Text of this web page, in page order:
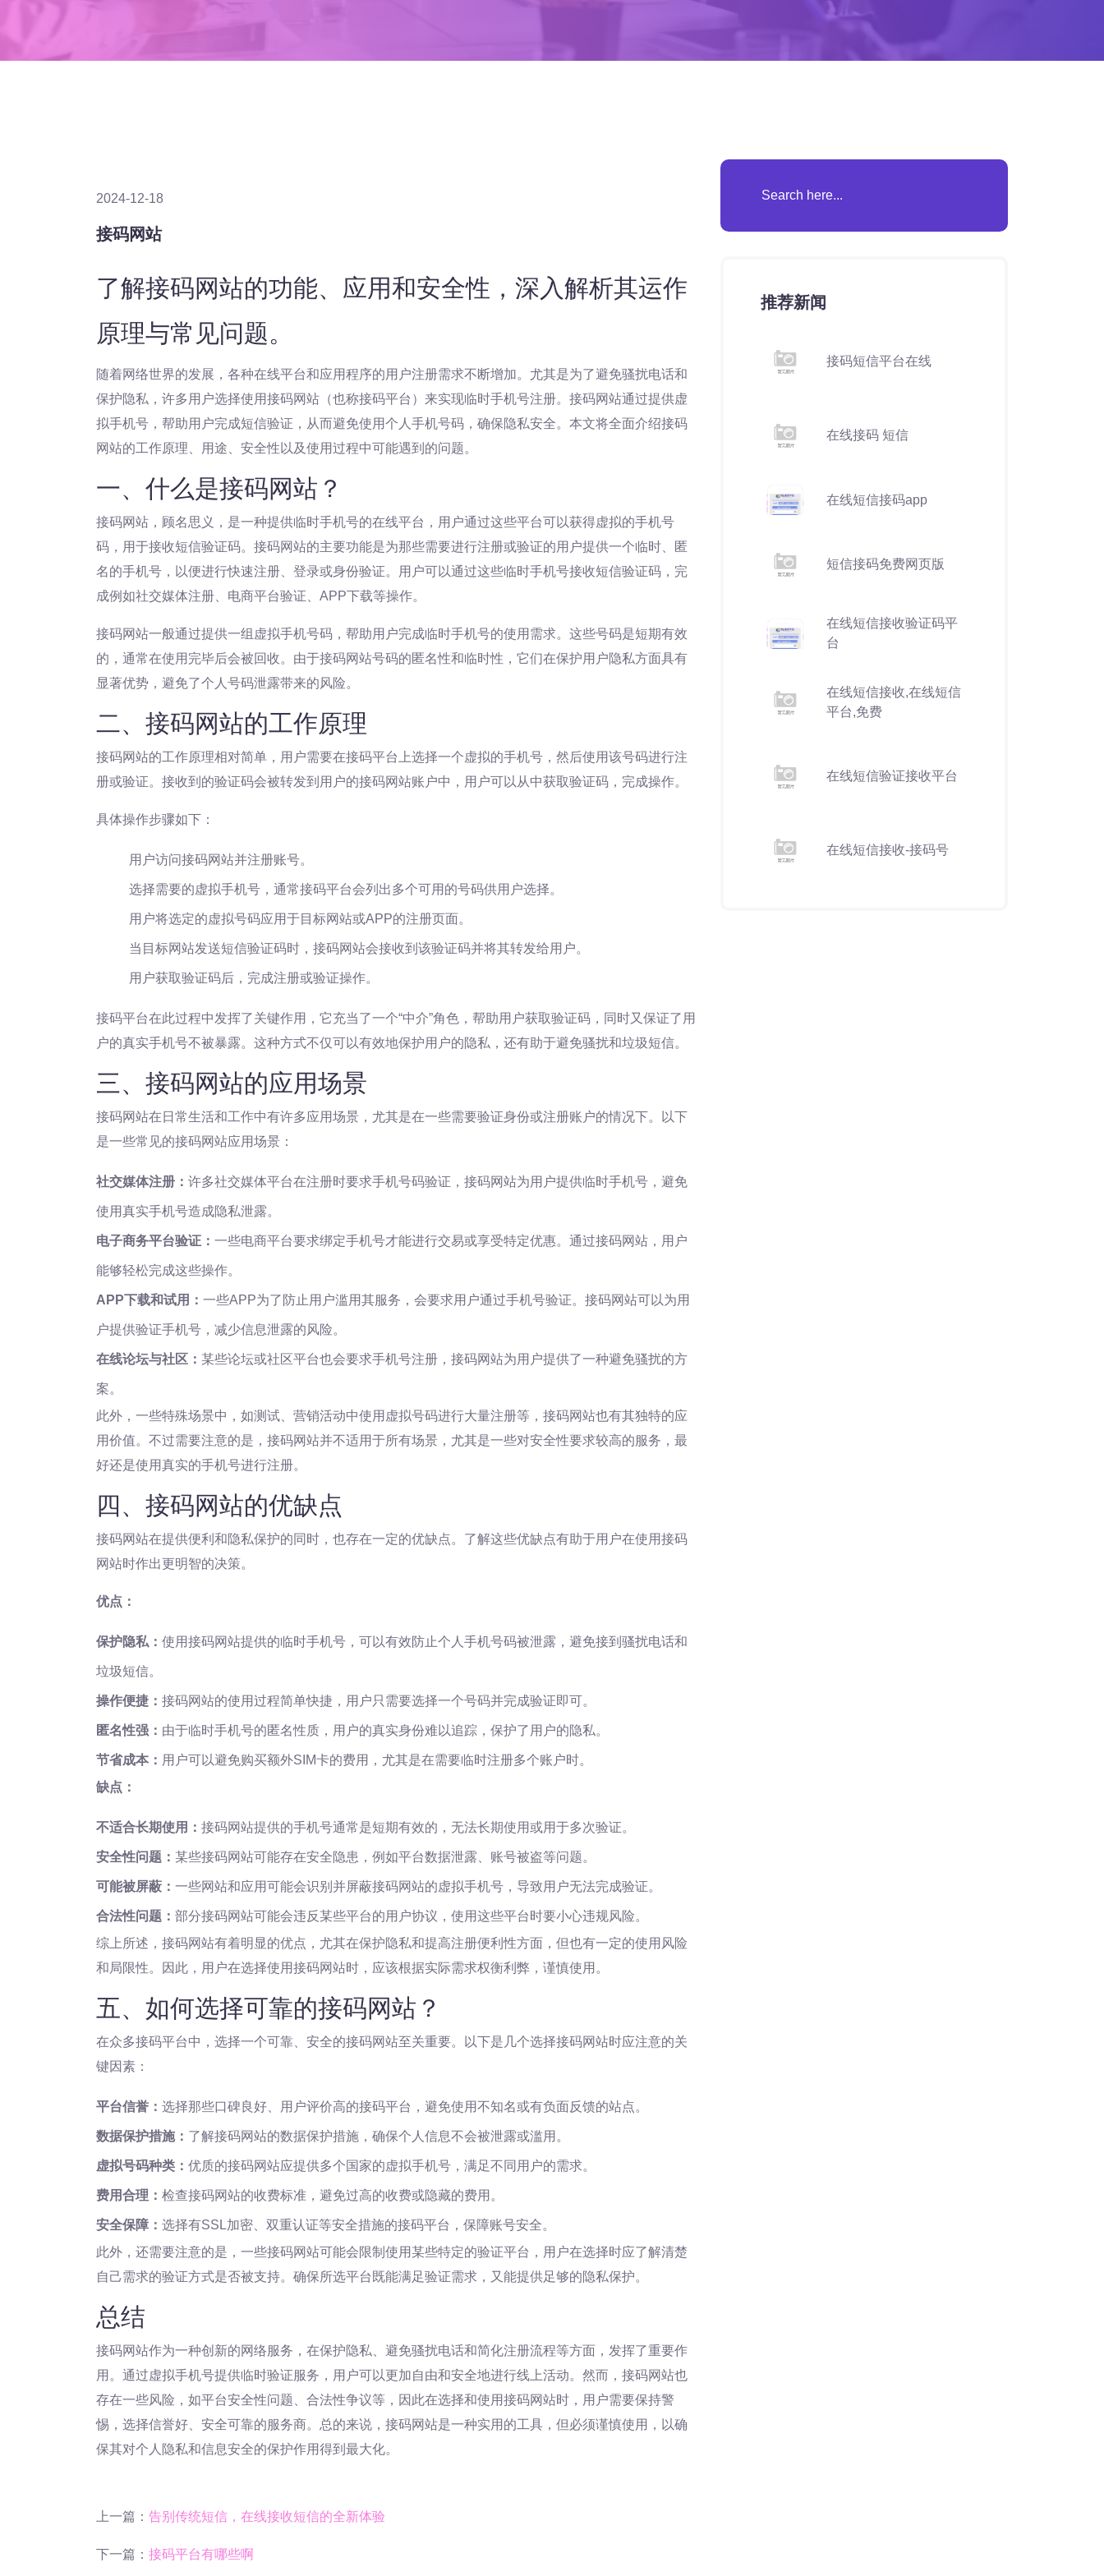
2024-12-18
接码网站
了解接码网站的功能、应用和安全性，深入解析其运作
原理与常见问题。
随着网络世界的发展，各种在线平台和应用程序的用户注册需求不断增加。尤其是为了避免骚扰电话和
保护隐私，许多用户选择使用接码网站（也称接码平台）来实现临时手机号注册。接码网站通过提供虚
拟手机号，帮助用户完成短信验证，从而避免使用个人手机号码，确保隐私安全。本文将全面介绍接码
网站的工作原理、用途、安全性以及使用过程中可能遇到的问题。
一、什么是接码网站？
接码网站，顾名思义，是一种提供临时手机号的在线平台，用户通过这些平台可以获得虚拟的手机号
码，用于接收短信验证码。接码网站的主要功能是为那些需要进行注册或验证的用户提供一个临时、匿
名的手机号，以便进行快速注册、登录或身份验证。用户可以通过这些临时手机号接收短信验证码，完
成例如社交媒体注册、电商平台验证、APP下载等操作。
接码网站一般通过提供一组虚拟手机号码，帮助用户完成临时手机号的使用需求。这些号码是短期有效
的，通常在使用完毕后会被回收。由于接码网站号码的匿名性和临时性，它们在保护用户隐私方面具有
显著优势，避免了个人号码泄露带来的风险。
二、接码网站的工作原理
接码网站的工作原理相对简单，用户需要在接码平台上选择一个虚拟的手机号，然后使用该号码进行注
册或验证。接收到的验证码会被转发到用户的接码网站账户中，用户可以从中获取验证码，完成操作。
具体操作步骤如下：
用户访问接码网站并注册账号。
选择需要的虚拟手机号，通常接码平台会列出多个可用的号码供用户选择。
用户将选定的虚拟号码应用于目标网站或APP的注册页面。
当目标网站发送短信验证码时，接码网站会接收到该验证码并将其转发给用户。
用户获取验证码后，完成注册或验证操作。
接码平台在此过程中发挥了关键作用，它充当了一个“中介”角色，帮助用户获取验证码，同时又保证了用
户的真实手机号不被暴露。这种方式不仅可以有效地保护用户的隐私，还有助于避免骚扰和垃圾短信。
三、接码网站的应用场景
接码网站在日常生活和工作中有许多应用场景，尤其是在一些需要验证身份或注册账户的情况下。以下
是一些常见的接码网站应用场景：
社交媒体注册： 许多社交媒体平台在注册时要求手机号码验证，接码网站为用户提供临时手机号，避免
使用真实手机号造成隐私泄露。
电子商务平台验证： 一些电商平台要求绑定手机号才能进行交易或享受特定优惠。通过接码网站，用户
能够轻松完成这些操作。
APP下载和试用： 一些APP为了防止用户滥用其服务，会要求用户通过手机号验证。接码网站可以为用
户提供验证手机号，减少信息泄露的风险。
在线论坛与社区： 某些论坛或社区平台也会要求手机号注册，接码网站为用户提供了一种避免骚扰的方
案。
此外，一些特殊场景中，如测试、营销活动中使用虚拟号码进行大量注册等，接码网站也有其独特的应
用价值。不过需要注意的是，接码网站并不适用于所有场景，尤其是一些对安全性要求较高的服务，最
好还是使用真实的手机号进行注册。
四、接码网站的优缺点
接码网站在提供便利和隐私保护的同时，也存在一定的优缺点。了解这些优缺点有助于用户在使用接码
网站时作出更明智的决策。
优点：
保护隐私： 使用接码网站提供的临时手机号，可以有效防止个人手机号码被泄露，避免接到骚扰电话和
垃圾短信。
操作便捷： 接码网站的使用过程简单快捷，用户只需要选择一个号码并完成验证即可。
匿名性强： 由于临时手机号的匿名性质，用户的真实身份难以追踪，保护了用户的隐私。
节省成本： 用户可以避免购买额外SIM卡的费用，尤其是在需要临时注册多个账户时。
缺点：
不适合长期使用： 接码网站提供的手机号通常是短期有效的，无法长期使用或用于多次验证。
安全性问题： 某些接码网站可能存在安全隐患，例如平台数据泄露、账号被盗等问题。
可能被屏蔽： 一些网站和应用可能会识别并屏蔽接码网站的虚拟手机号，导致用户无法完成验证。
合法性问题： 部分接码网站可能会违反某些平台的用户协议，使用这些平台时要小心违规风险。
综上所述，接码网站有着明显的优点，尤其在保护隐私和提高注册便利性方面，但也有一定的使用风险
和局限性。因此，用户在选择使用接码网站时，应该根据实际需求权衡利弊，谨慎使用。
五、如何选择可靠的接码网站？
在众多接码平台中，选择一个可靠、安全的接码网站至关重要。以下是几个选择接码网站时应注意的关
键因素：
平台信誉： 选择那些口碑良好、用户评价高的接码平台，避免使用不知名或有负面反馈的站点。
数据保护措施： 了解接码网站的数据保护措施，确保个人信息不会被泄露或滥用。
虚拟号码种类： 优质的接码网站应提供多个国家的虚拟手机号，满足不同用户的需求。
费用合理： 检查接码网站的收费标准，避免过高的收费或隐藏的费用。
安全保障： 选择有SSL加密、双重认证等安全措施的接码平台，保障账号安全。
此外，还需要注意的是，一些接码网站可能会限制使用某些特定的验证平台，用户在选择时应了解清楚
自己需求的验证方式是否被支持。确保所选平台既能满足验证需求，又能提供足够的隐私保护。
总结
接码网站作为一种创新的网络服务，在保护隐私、避免骚扰电话和简化注册流程等方面，发挥了重要作
用。通过虚拟手机号提供临时验证服务，用户可以更加自由和安全地进行线上活动。然而，接码网站也
存在一些风险，如平台安全性问题、合法性争议等，因此在选择和使用接码网站时，用户需要保持警
惕，选择信誉好、安全可靠的服务商。总的来说，接码网站是一种实用的工具，但必须谨慎使用，以确
保其对个人隐私和信息安全的保护作用得到最大化。
上一篇： 告别传统短信，在线接收短信的全新体验
下一篇： 接码平台有哪些啊
推荐新闻
接码短信平台在线
在线接码 短信
在线短信接码app
短信接码免费网页版
在线短信接收验证码平
台
在线短信接收,在线短信
平台,免费
在线短信验证接收平台
在线短信接收-接码号